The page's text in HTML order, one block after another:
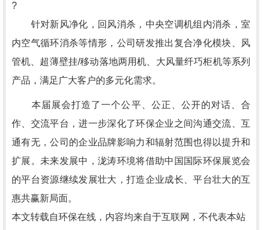
?
针对新风净化，回风消杀，中央空调机组内消杀，室
内空气循环消杀等情形，公司研发推出复合净化模块、风
管机、超薄壁挂/移动落地两用机、大风量纤巧柜机等系列
产品，满足广大客户的多元化需求。
本届展会打造了一个公平、公正、公开的对话、合
作、交流平台，进一步深化了环保企业之间沟通交流、互
通有无，公司的企业品牌影响力和辐射范围也得以提升和
扩展。未来发展中，泷涛环境将借助中国国际环保展览会
的平台资源继续发展壮大，打造企业成长、平台壮大的互
惠共赢新局面。
本文转载自环保在线，内容均来自于互联网，不代表本站